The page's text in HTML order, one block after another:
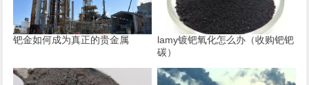
钯金如何成为真正的贵金属
lamy镀钯氧化怎么办（收购钯钯
碳）